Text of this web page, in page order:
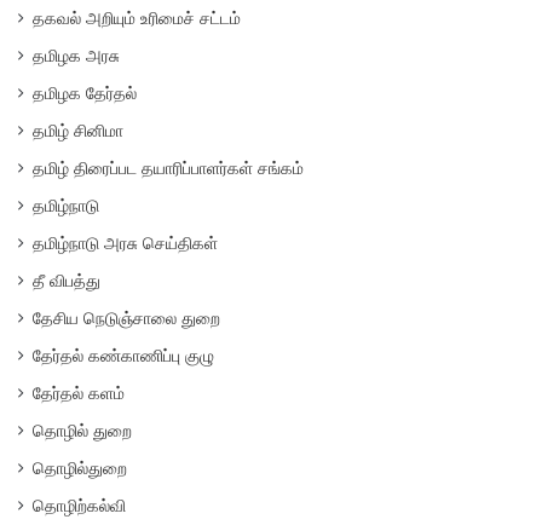
தகவல் அறியும் உரிமைச் சட்டம்
தமிழக அரசு
தமிழக தேர்தல்
தமிழ் சினிமா
தமிழ் திரைப்பட தயாரிப்பாளர்கள் சங்கம்
தமிழ்நாடு
தமிழ்நாடு அரசு செய்திகள்
தீ விபத்து
தேசிய நெடுஞ்சாலை துறை
தேர்தல் கண்காணிப்பு குழு
தேர்தல் களம்
தொழில் துறை
தொழில்துறை
தொழிற்கல்வி